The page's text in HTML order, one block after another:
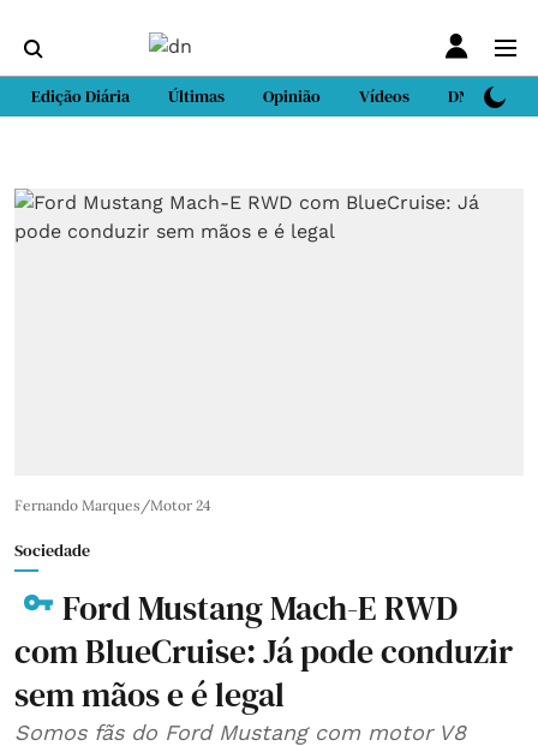
Edição Diária Últimas Opinião Vídeos DN Sport
Fernando Marques/Motor 24
Sociedade
Ford Mustang Mach-E RWD
com BlueCruise: Já pode conduzir
sem mãos e é legal
Somos fãs do Ford Mustang com motor V8